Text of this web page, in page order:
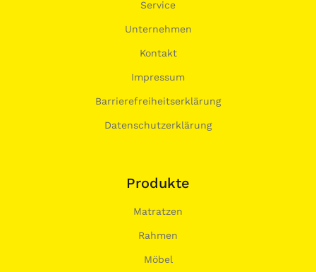
Service
Unternehmen
Kontakt
Impressum
Barrierefreiheitserklärung
Datenschutzerklärung
Produkte
Matratzen
Rahmen
Möbel